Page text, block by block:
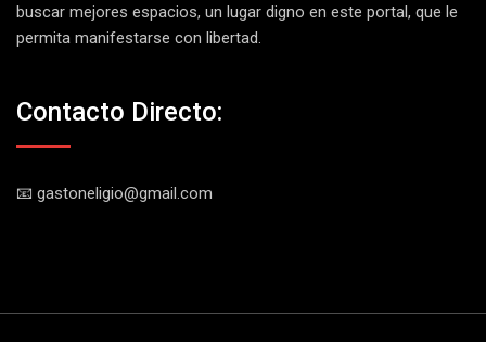
buscar mejores espacios, un lugar digno en este portal, que le
permita manifestarse con libertad.
Contacto Directo:
📧 gastoneligio@gmail.com